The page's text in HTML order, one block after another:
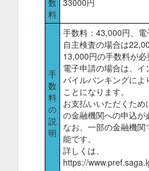
料
手
数
料
の
説
明
手数料：43,000円、
自主検査の場合は
13,000円の手数料が必
電子申請の場合は、
バイルバンキングによ
ことになります。
お支払いいただくた
の金融機関への申込が
なお、一部の金融機
能です。
詳しくは、
https://